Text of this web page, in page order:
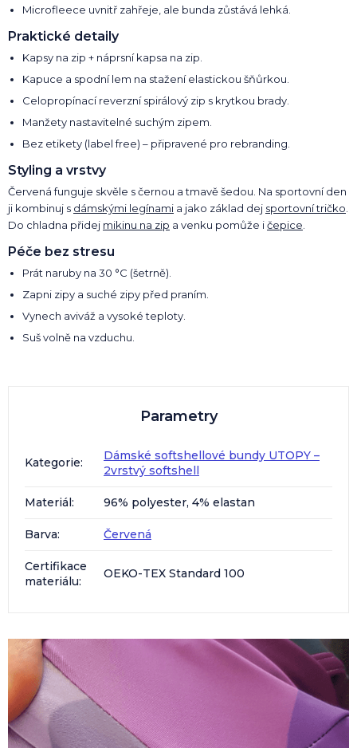
Microfleece uvnitř zahřeje, ale bunda zůstává lehká.
Praktické detaily
Kapsy na zip + náprsní kapsa na zip.
Kapuce a spodní lem na stažení elastickou šňůrkou.
Celopropínací reverzní spirálový zip s krytkou brady.
Manžety nastavitelné suchým zipem.
Bez etikety (label free) – připravené pro rebranding.
Styling a vrstvy
Červená funguje skvěle s černou a tmavě šedou. Na sportovní den
ji kombinuj s dámskými legínami a jako základ dej sportovní tričko
Do chladna přidej mikinu na zip a venku pomůže ičepice
Péče bez stresu
Prát naruby na 30 °C (šetrně).
Zapni zipy a suché zipy před praním.
Vynech aviváž a vysoké teploty.
Suš volně na vzduchu.
Parametry
Kategorie:
Dámské softshellové bundy UTOPY –
2vrstvý softshell
Materiál: 96% polyester, 4% elastan
Barva: Červená
Certifikace
materiálu:
OEKO-TEX Standard 100